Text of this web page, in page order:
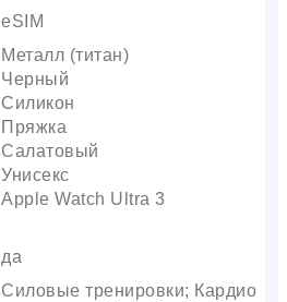
eSIM
Металл (титан)
Черный
Силикон
Пряжка
Салатовый
Унисекс
Apple Watch Ultra 3
да
Силовые тренировки; Кардио